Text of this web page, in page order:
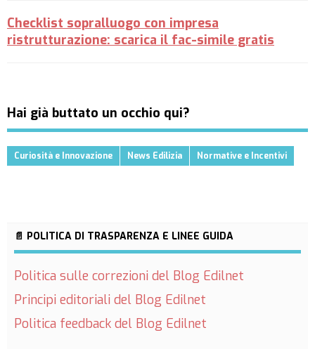
Checklist sopralluogo con impresa
ristrutturazione: scarica il fac-simile gratis
Hai già buttato un occhio qui?
Curiosità e Innovazione News Edilizia Normative e Incentivi
📄 POLITICA DI TRASPARENZA E LINEE GUIDA
Politica sulle correzioni del Blog Edilnet
Principi editoriali del Blog Edilnet
Politica feedback del Blog Edilnet